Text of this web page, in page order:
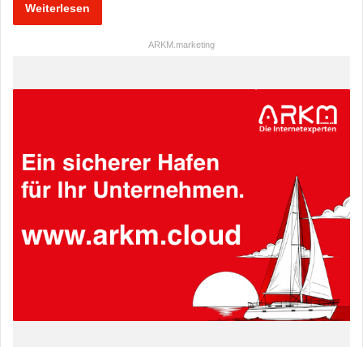
Weiterlesen
ARKM.marketing